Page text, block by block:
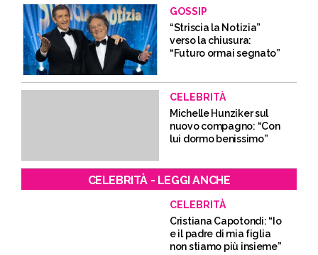
GOSSIP
“Striscia la Notizia”
verso la chiusura:
“Futuro ormai segnato”
CELEBRITÀ
Michelle Hunziker sul
nuovo compagno: “Con
lui dormo benissimo”
CELEBRITÀ - LEGGI ANCHE
CELEBRITÀ
Cristiana Capotondi: “Io
e il padre di mia figlia
non stiamo più insieme”